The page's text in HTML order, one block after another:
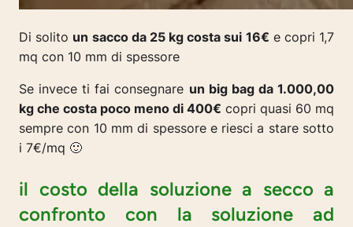
Di solito un sacco da 25 kg costa sui 16€ e copri 1,7
mq con 10 mm di spessore
Se invece ti fai consegnare un big bag da 1.000,00
kg che costa poco meno di 400€ copri quasi 60 mq
sempre con 10 mm di spessore e riesci a stare sotto
i 7€/mq 🙂
il costo della soluzione a secco a
confronto con la soluzione ad